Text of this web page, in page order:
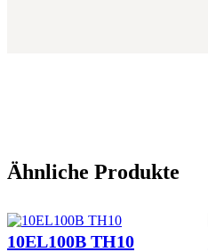
Ähnliche Produkte
10EL100B TH10